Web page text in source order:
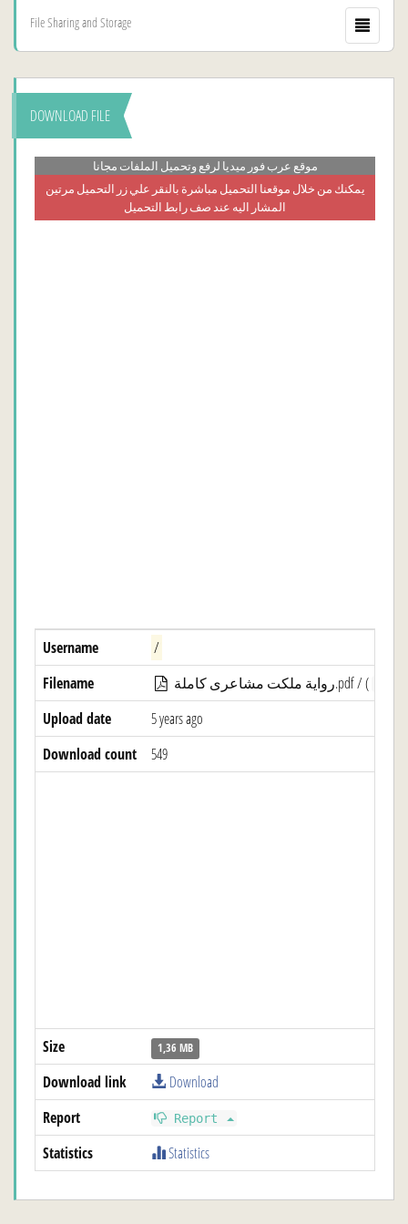
File Sharing and Storage
DOWNLOAD FILE
موقع عرب فور ميديا لرفع وتحميل الملفات مجانا
يمكنك من خلال موقعنا التحميل مباشرة بالنقر علي زر التحميل مرتين
المشار اليه عند صف رابط التحميل
Username
/
Filename
رواية ملكت مشاعرى كاملة.pdf / (
Upload date
5 years ago
Download count
549
Size 1,36 MB
Download link
Download
Report
Report
Statistics Statistics